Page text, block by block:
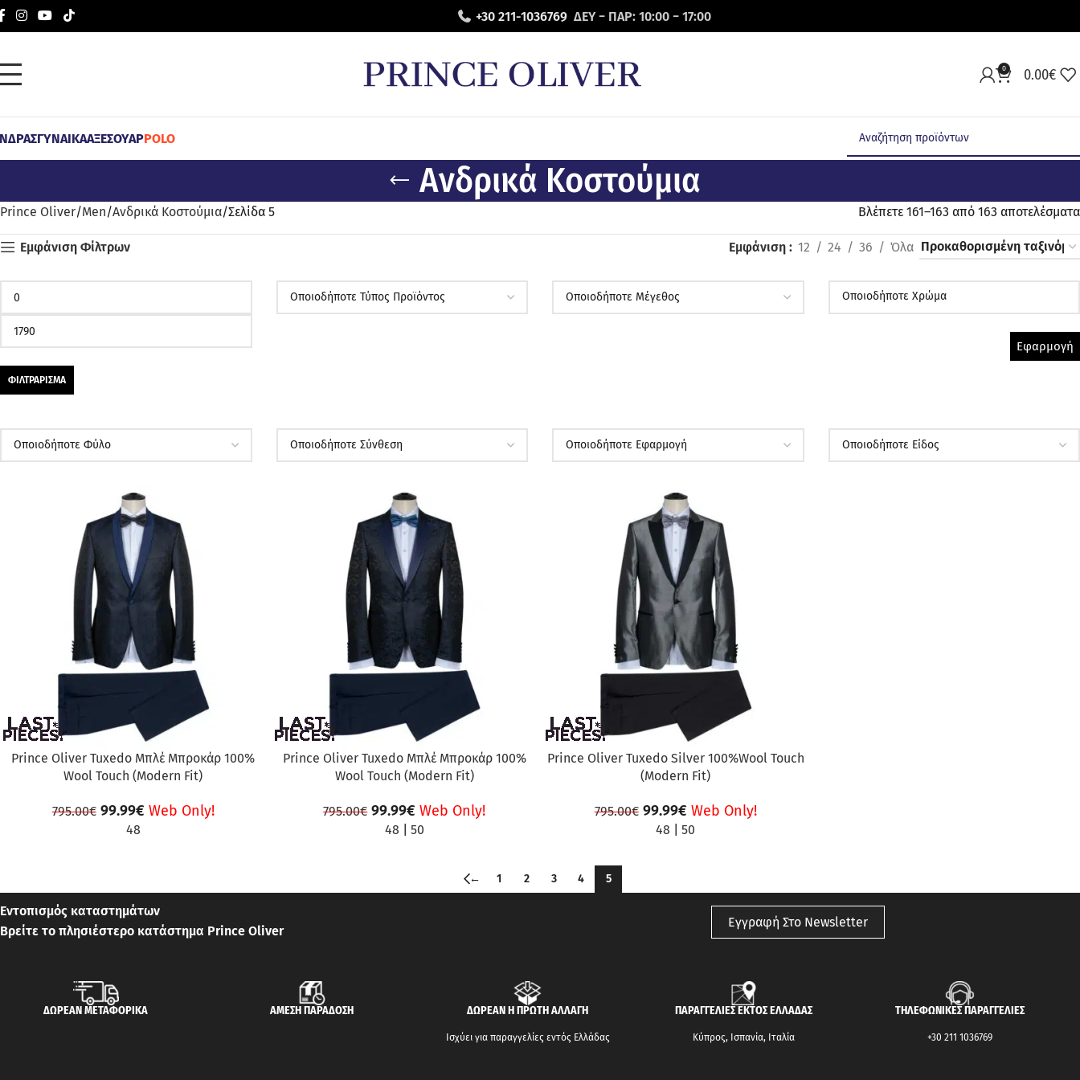
+30 211-1036769 ΔΕΥ − ΠΑΡ: 10:00 − 17:00
0 0.00€
ΓΥΝΑΙΚΑΑΞΕΣΟΥΑΡPOLO
Ανδρικά Κοστούμια
Prince Oliver Men Ανδρικά Κοστούμια Σελίδα 5 Βλέπετε 161–163 από 163 αποτελέσματα
Εμφάνιση Φίλτρων Εμφάνιση 12 24 36 Όλα
ΦΙΛΤΡΆΡΙΣΜΑ
Εφαρμογή
Prince Oliver Tuxedo Μπλέ Μπροκάρ 100%
Wool Touch (Modern Fit)
795.00€ 99.99€ Web Only!
48
Prince Oliver Tuxedo Μπλέ Μπροκάρ 100%
Wool Touch (Modern Fit)
795.00€ 99.99€ Web Only!
48 50
Prince Oliver Tuxedo Silver 100%Wool Touch
(Modern Fit)
795.00€ 99.99€ Web Only!
48 |50
← 1 2 3 4 5
Εντοπισμός καταστημάτων
Βρείτε το πλησιέστερο κατάστημα Prince Oliver
Εγγραφή Στο Newsletter
ΔΩΡΕΑΝ ΜΕΤΑΦΟΡΙΚΑ ΑΜΕΣΗ ΠΑΡΑΔΟΣΗ ΔΩΡΕΑΝ Η ΠΡΩΤΗ ΑΛΛΑΓΗ
Ισχύει για παραγγελίες εντός Ελλάδας
ΠΑΡΑΓΓΕΛΙΕΣ ΕΚΤΟΣ ΕΛΛΑΔΑΣ
Κύπρος, Ισπανία, Ιταλία
ΤΗΛΕΦΩΝΙΚΕΣ ΠΑΡΑΓΓΕΛΙΕΣ
+30 211 1036769